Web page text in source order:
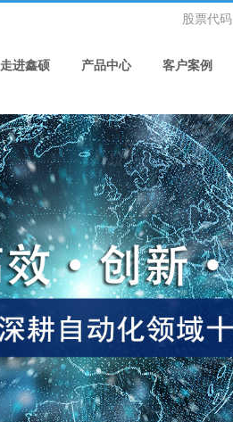
股票代码
走进鑫硕 产品中心 客户案例